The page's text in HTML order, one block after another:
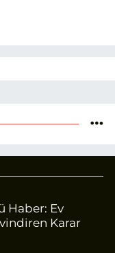
Haber: Ev
Karar